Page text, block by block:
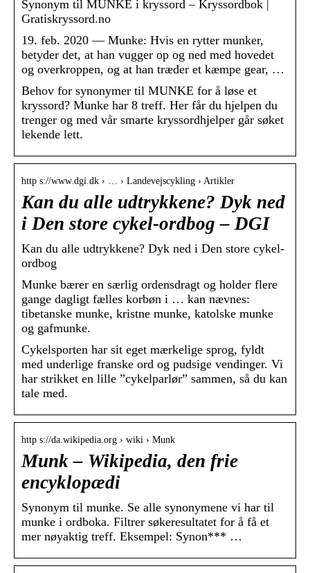
Synonym til MUNKE i kryssord – Kryssordbok |
Gratiskryssord.no
19. feb. 2020 — Munke: Hvis en rytter munker,
betyder det, at han vugger op og ned med hovedet
og overkroppen, og at han træder et kæmpe gear, …
Behov for synonymer til MUNKE for å løse et
kryssord? Munke har 8 treff. Her får du hjelpen du
trenger og med vår smarte kryssordhjelper går søket
lekende lett.
http s://www.dgi.dk › … › Landevejscykling › Artikler
Kan du alle udtrykkene? Dyk ned
i Den store cykel-ordbog – DGI
Kan du alle udtrykkene? Dyk ned i Den store cykel-
ordbog
Munke bærer en særlig ordensdragt og holder flere
gange dagligt fælles korbøn i … kan nævnes:
tibetanske munke, kristne munke, katolske munke
og gafmunke.
Cykelsporten har sit eget mærkelige sprog, fyldt
med underlige franske ord og pudsige vendinger. Vi
har strikket en lille ”cykelparlør” sammen, så du kan
tale med.
http s://da.wikipedia.org › wiki › Munk
Munk – Wikipedia, den frie
encyklopædi
Synonym til munke. Se alle synonymene vi har til
munke i ordboka. Filtrer søkeresultatet for å få et
mer nøyaktig treff. Eksempel: Synon*** …